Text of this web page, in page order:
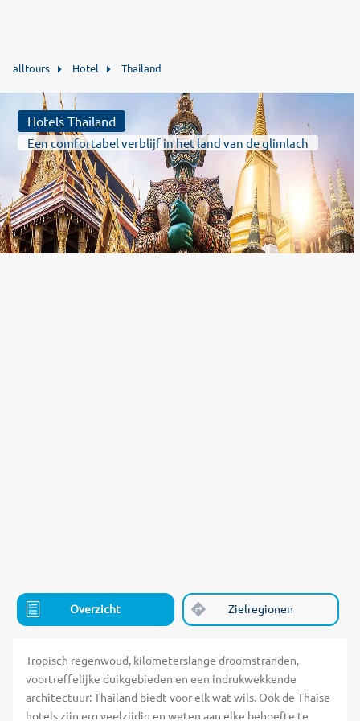
alltours Hotel Thailand
Hotels Thailand
Een comfortabel verblijf in het land van de glimlach
Overzicht Zielregionen
Tropisch regenwoud, kilometerslange droomstranden,
voortreffelijke duikgebieden en een indrukwekkende
architectuur: Thailand biedt voor elk wat wils. Ook de Thaise
hotels zijn erg veelzijdig en weten aan elke behoefte te